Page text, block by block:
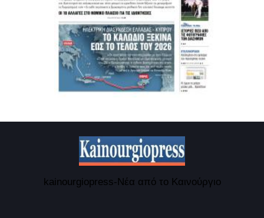
kainourgiopress-Νέα από το Καινούργιο